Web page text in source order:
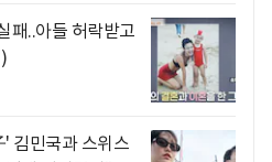
패..아들 허락받고
김민국과 스위스